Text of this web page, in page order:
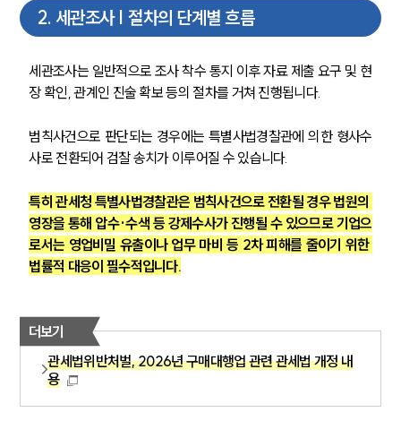
2. 세관조사 | 절차의 단계별 흐름
세관조사는 일반적으로 조사 착수 통지 이후 자료 제출 요구 및 현
장 확인, 관계인 진술 확보 등의 절차를 거쳐 진행됩니다.
범칙사건으로 판단되는 경우에는 특별사법경찰관에 의한 형사수
사로 전환되어 검찰 송치가 이루어질 수 있습니다.
특히 관세청 특별사법경찰관은 범칙사건으로 전환될 경우 법원의
영장을 통해 압수·수색 등 강제수사가 진행될 수 있으므로 기업으
로서는 영업비밀 유출이나 업무 마비 등 2차 피해를 줄이기 위한
법률적 대응이 필수적입니다.
더보기
관세법위반처벌, 2026년 구매대행업 관련 관세법 개정 내
용